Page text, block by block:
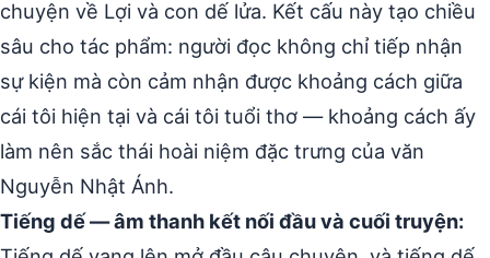
chuyện về Lợi và con dế lửa. Kết cấu này tạo chiều
sâu cho tác phẩm: người đọc không chỉ tiếp nhận
sự kiện mà còn cảm nhận được khoảng cách giữa
cái tôi hiện tại và cái tôi tuổi thơ — khoảng cách ấy
làm nên sắc thái hoài niệm đặc trưng của văn
Nguyễn Nhật Ánh.
Tiếng dế — âm thanh kết nối đầu và cuối truyện: